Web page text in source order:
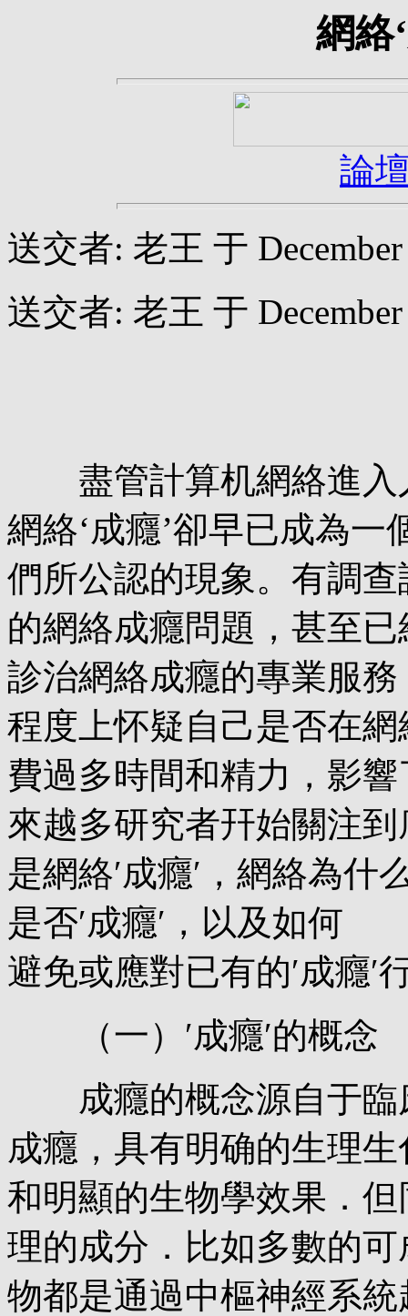
網絡
論
送交者: 老王 于
送交者: 老王 于
盡管計算机網絡進入
網絡‘成癮’卻早已成為一
們所公認的現象。有調
的網絡成癮問題，甚至已
診治網絡成癮的專業服
程度上怀疑自己是否在網
費過多時間和精力，影
來越多研究者幵始關注到
是網絡′成癮′，網絡為什
是否′成癮′，以及如何
避免或應對已有的′成癮′
（一）′成癮′的概念
成癮的概念源自于臨
成癮，具有明确的生理
和明顯的生物學效果．
理的成分．比如多數的可
物都是通過中樞神經系